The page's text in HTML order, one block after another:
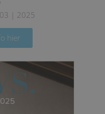
| 2025
hier